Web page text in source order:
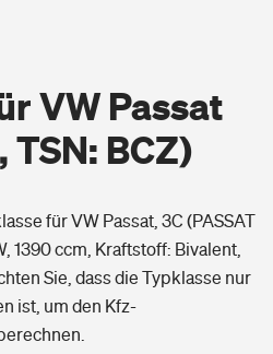
VW Passat
TSN: BCZ)
für VW Passat, 3C (PASSAT
1390 ccm, Kraftstoff: Bivalent,
Sie, dass die Typklasse nur
ist, um den Kfz-